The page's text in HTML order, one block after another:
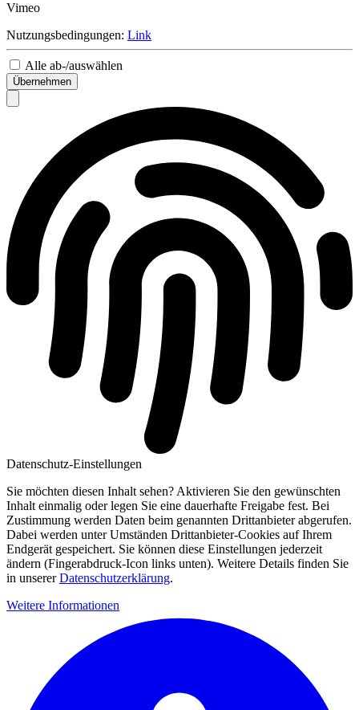
Vimeo
Nutzungsbedingungen: Link
Alle ab-/auswählen
Übernehmen
Datenschutz-Einstellungen
Sie möchten diesen Inhalt sehen? Aktivieren Sie den gewünschten
Inhalt einmalig oder legen Sie eine dauerhafte Freigabe fest. Bei
Zustimmung werden Daten beim genannten Drittanbieter abgerufen.
Dabei werden unter Umständen Drittanbieter-Cookies auf Ihrem
Endgerät gespeichert. Sie können diese Einstellungen jederzeit
ändern (Fingerabdruck-Icon links unten). Weitere Details finden Sie
in unsererDatenschutzerklärung.
Weitere Informationen